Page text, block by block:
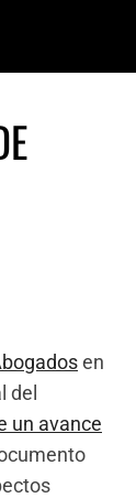
en
del
un avance